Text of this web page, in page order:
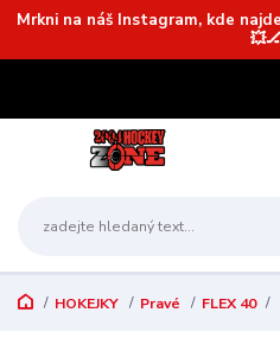
Mrkni na náš Instagram, kde
💥🏒
HOKEJKY Pravé FLEX 40